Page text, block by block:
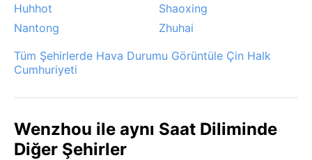
Huhhot
Shaoxing
Nantong
Zhuhai
Tüm Şehirlerde Hava Durumu Görüntüle Çin Halk
Cumhuriyeti
Wenzhou ile aynı Saat Diliminde
Diğer Şehirler